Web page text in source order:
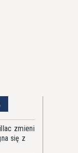
zmieni
się z